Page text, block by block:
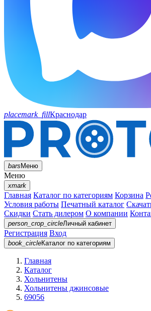
placemark_fillКраснодар
barsМеню
Меню
xmark
Главная Каталог по категориям Корзина
Условия работы Печатный каталог
Скидки Стать дилером О компании
person_crop_circleЛичный кабинет
Регистрация Вход
book_circleКаталог по категориям
Главная
Каталог
Хольнитены
Хольнитены джинсовые
69056